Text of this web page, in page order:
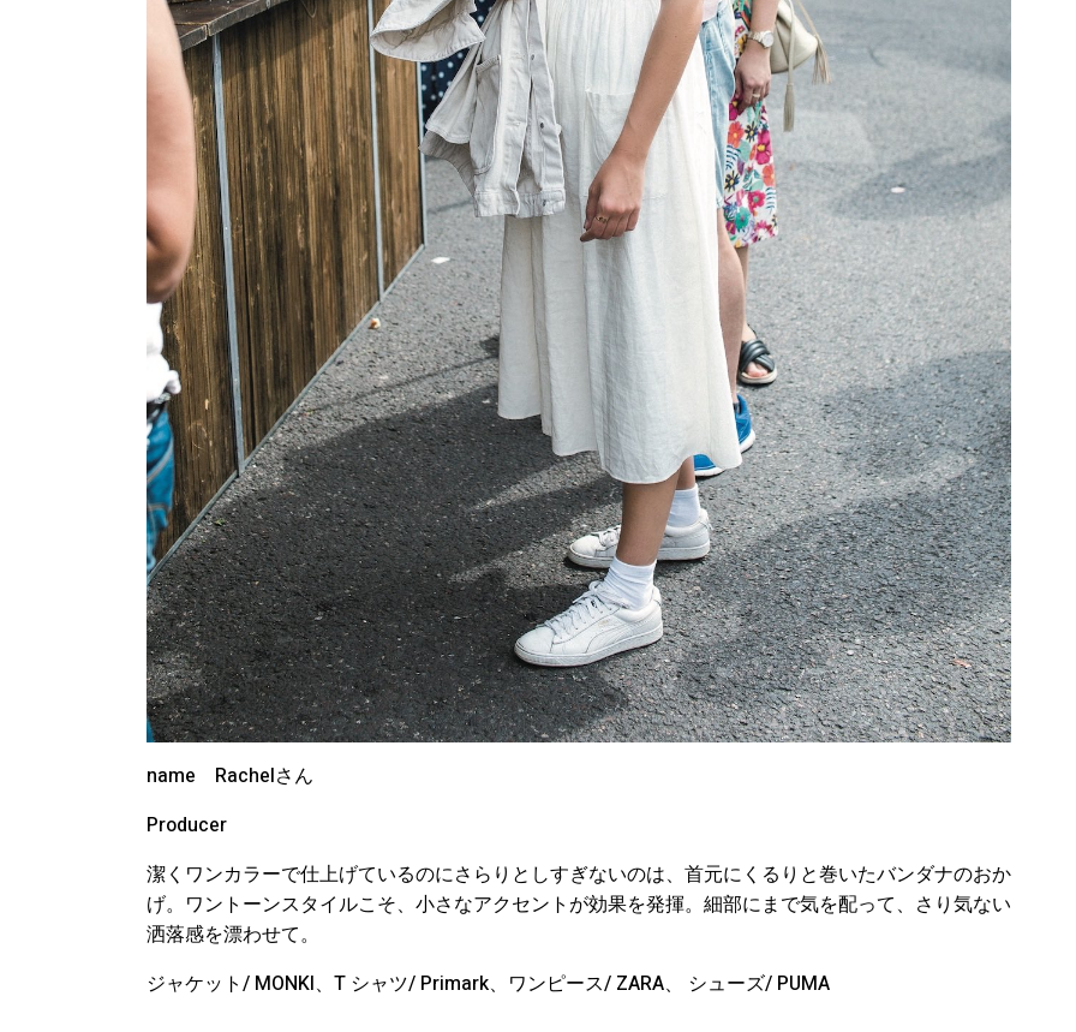
name Rachelさん
Producer
潔くワンカラーで仕上げているのにさらりとしすぎないのは、首元にくるりと巻いたバンダナのおか
げ。ワントーンスタイルこそ、小さなアクセントが効果を発揮。細部にまで気を配って、さり気ない
洒落感を漂わせて。
ジャケット/ MONKI、 T シャツ/ Primark、ワンピース/ ZARA、 シューズ/ PUMA